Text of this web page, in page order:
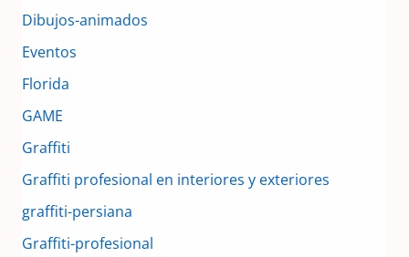
Dibujos-animados
Eventos
Florida
GAME
Graffiti
Graffiti profesional en interiores y exteriores
graffiti-persiana
Graffiti-profesional